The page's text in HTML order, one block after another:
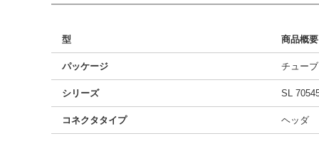
型 商品概要
パッケージ チューブ
シリーズ SL
コネクタタイプ ヘッダ